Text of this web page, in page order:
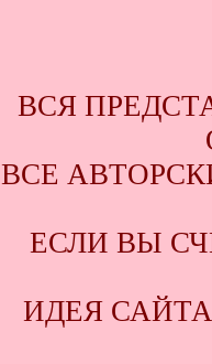
ВСЯ
ВСЕ
ЕСЛИ ВЫ
ИДЕЯ САЙТА